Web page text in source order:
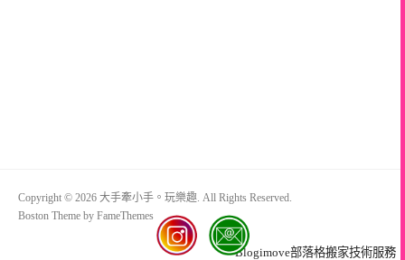
Copyright © 2026 大手牽小手。玩樂趣. All Rights Reserved.
Boston Theme by FameThemes
Blogimove部落格搬家技術服務